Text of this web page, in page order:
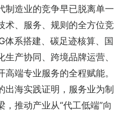
制造业的竞争早已脱离单一
术、服务、规则的全方位竞
体系搭建、碳足迹核算、国
产协同、跨境品牌运营、
端专业服务的全程赋能。
出海实践证明，服务业为制
推动产业从“代工低端”向